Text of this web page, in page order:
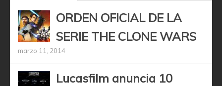
ORDEN OFICIAL DE LA
SERIE THE CLONE WARS
marzo 11, 2014
Lucasfilm anuncia 10